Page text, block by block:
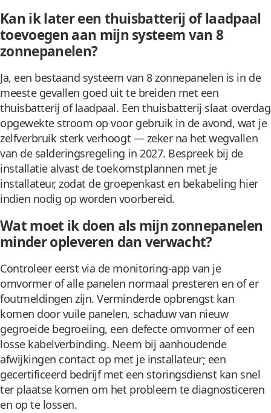
Kan ik later een thuisbatterij of laadpaal
toevoegen aan mijn systeem van 8
zonnepanelen?
Ja, een bestaand systeem van 8 zonnepanelen is in de
meeste gevallen goed uit te breiden met een
thuisbatterij of laadpaal. Een thuisbatterij slaat overdag
opgewekte stroom op voor gebruik in de avond, wat je
zelfverbruik sterk verhoogt — zeker na het wegvallen
van de salderingsregeling in 2027. Bespreek bij de
installatie alvast de toekomstplannen met je
installateur, zodat de groepenkast en bekabeling hier
indien nodig op worden voorbereid.
Wat moet ik doen als mijn zonnepanelen
minder opleveren dan verwacht?
Controleer eerst via de monitoring-app van je
omvormer of alle panelen normaal presteren en of er
foutmeldingen zijn. Verminderde opbrengst kan
komen door vuile panelen, schaduw van nieuw
gegroeide begroeiing, een defecte omvormer of een
losse kabelverbinding. Neem bij aanhoudende
afwijkingen contact op met je installateur; een
gecertificeerd bedrijf met een storingsdienst kan snel
ter plaatse komen om het probleem te diagnosticeren
en op te lossen.